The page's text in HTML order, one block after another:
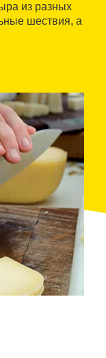
из разных
шествия, а
воздухе.